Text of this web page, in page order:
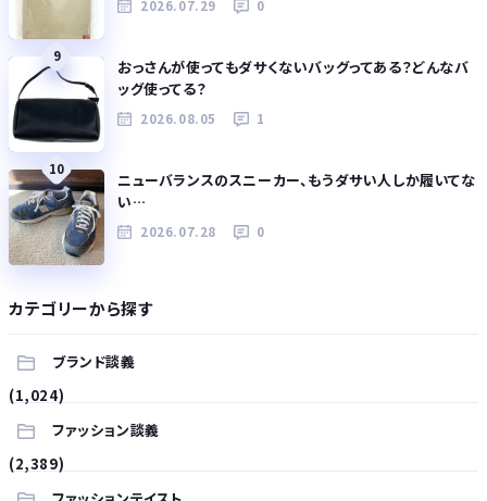
2026.07.29 0
9
おっさんが使ってもダサくないバッグってある？どんなバ
ッグ使ってる？
2026.08.05 1
10
ニューバランスのスニーカー、もうダサい人しか履いてな
い…
2026.07.28 0
カテゴリーから探す
ブランド談義
(1,024)
ファッション談義
(2,389)